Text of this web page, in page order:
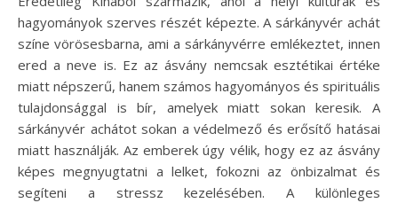
hagyományok szerves részét képezte. A sárkányvér achát
színe vörösesbarna, ami a sárkányvérre emlékeztet, innen
ered a neve is. Ez az ásvány nemcsak esztétikai értéke
miatt népszerű, hanem számos hagyományos és spirituális
tulajdonsággal is bír, amelyek miatt sokan keresik. A
sárkányvér achátot sokan a védelmező és erősítő hatásai
miatt használják. Az emberek úgy vélik, hogy ez az ásvány
képes megnyugtatni a lelket, fokozni az önbizalmat és
segíteni a stressz kezelésében. A különleges